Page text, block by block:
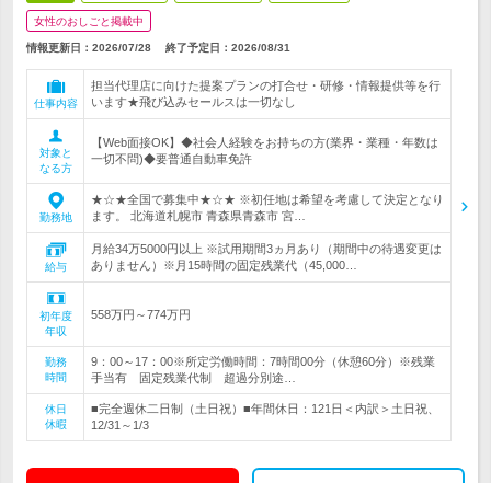
女性のおしごと掲載中
情報更新日：2026/07/28 終了予定日： 2026/08/31
仕事内容
担当代理店に向けた提案プランの打合せ・研修・情報提供等を行
います★飛び込みセールスは一切なし
対象と
なる方
【Web面接OK】◆社会人経験をお持ちの方(業界・業種・年数は
一切不問)◆要普通自動車免許
勤務地
★☆★全国で募集中★☆★ ※初任地は希望を考慮して決定となり
ます。 北海道札幌市 青森県青森市 宮…
給与
月給34万5000円以上 ※試用期間3ヵ月あり（期間中の待遇変更は
ありません）※月15時間の固定残業代（45,000…
初年度
年収
558万円～774万円
勤務
時間
9：00～17：00※所定労働時間：7時間00分（休憩60分）※残業
手当有 固定残業代制 超過分別途…
休日
休暇
■完全週休二日制（土日祝）■年間休日：121日＜内訳＞土日祝、
12/31～1/3